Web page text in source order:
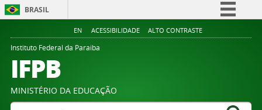
BRASIL
Simplifique!
Legislação
EN ACESSIBILIDADE ALTO CONTRASTE
Instituto Federal da Paraiba
IFPB
MINISTÉRIO DA EDUCAÇÃO
Buscar no portal